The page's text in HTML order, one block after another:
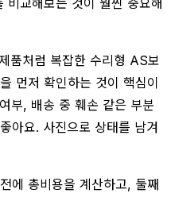
품처럼 복잡한 수리형 AS보
먼저 확인하는 것이 핵심이
부, 배송 중 훼손 같은 부분
아요. 사진으로 상태를 남겨
에 총비용을 계산하고, 둘째